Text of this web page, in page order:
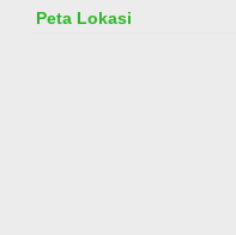
Peta Lokasi